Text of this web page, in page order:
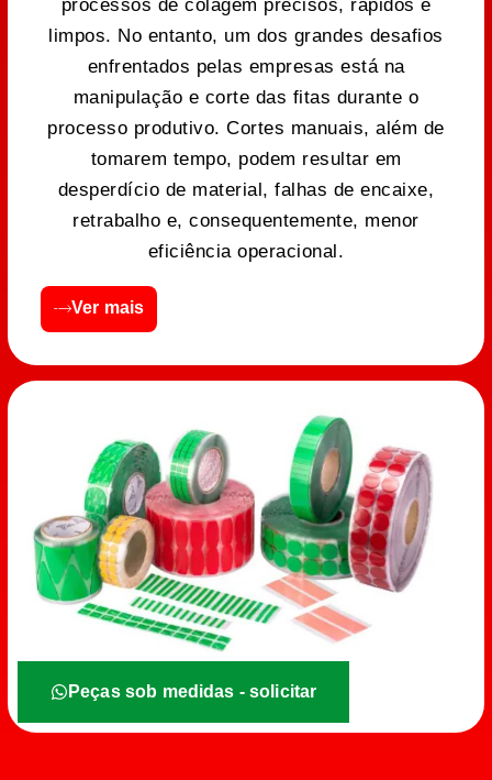
processos de colagem precisos, rápidos e
limpos. No entanto, um dos grandes desafios
enfrentados pelas empresas está na
manipulação e corte das fitas durante o
processo produtivo. Cortes manuais, além de
tomarem tempo, podem resultar em
desperdício de material, falhas de encaixe,
retrabalho e, consequentemente, menor
eficiência operacional.
Ver mais
Peças sob medidas - solicitar